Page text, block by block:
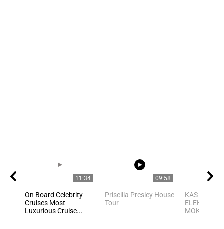
11:34
On Board Celebrity
Cruises Most
Luxurious Cruise...
09:58
Priscilla Presley House
Tour
KAS IŠRADO
ELEKTRĄ? 6